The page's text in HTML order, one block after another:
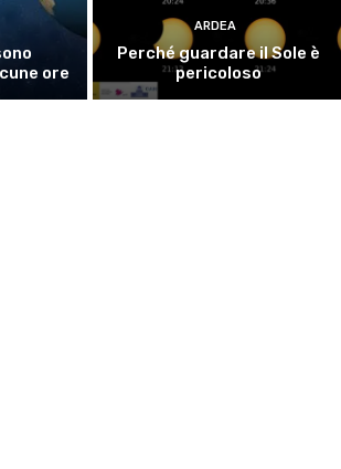
ore
ARDEA
Perché guardare il Sole è
pericoloso